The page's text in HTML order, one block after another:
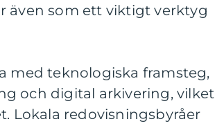
även som ett viktigt verktyg
med teknologiska framsteg,
och digital arkivering, vilket
Lokala redovisningsbyråer